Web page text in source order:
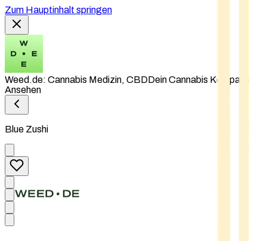
Zum Hauptinhalt springen
Weed.de: Cannabis Medizin, CBDDein Cannabis Kompass
Ansehen
Blue Zushi